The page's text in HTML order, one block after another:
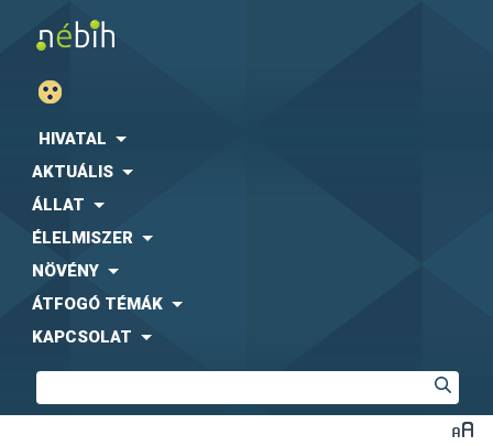
HIVATAL
AKTUÁLIS
ÁLLAT
ÉLELMISZER
NÖVÉNY
ÁTFOGÓ TÉMÁK
KAPCSOLAT